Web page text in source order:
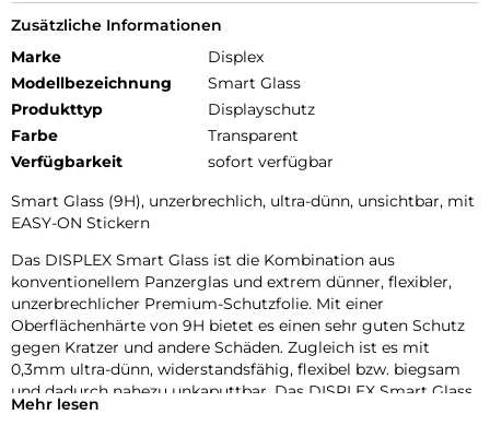
Zusätzliche Informationen
Marke
Displex
Modellbezeichnung
Smart Glass
Produkttyp
Displayschutz
Farbe
Transparent
Verfügbarkeit
sofort verfügbar
Smart Glass (9H), unzerbrechlich, ultra-dünn, unsichtbar, mit
EASY-ON Stickern
Das DISPLEX Smart Glass ist die Kombination aus
konventionellem Panzerglas und extrem dünner, flexibler,
unzerbrechlicher Premium-Schutzfolie. Mit einer
Oberflächenhärte von 9H bietet es einen sehr guten Schutz
gegen Kratzer und andere Schäden. Zugleich ist es mit
0,3mm ultra-dünn, widerstandsfähig, flexibel bzw. biegsam
und dadurch nahezu unkaputtbar. Das DISPLEX Smart Glass
wird mit modernster Lasertechnologie in unserer
Mehr lesen